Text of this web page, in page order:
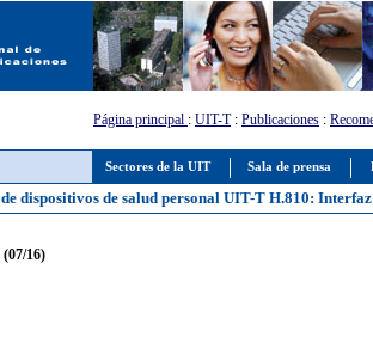
Sectores de la UIT Sala de prensa
Página principal : UIT-T: Publicaciones :
dispositivos de salud personal UIT-T H.810:
16)